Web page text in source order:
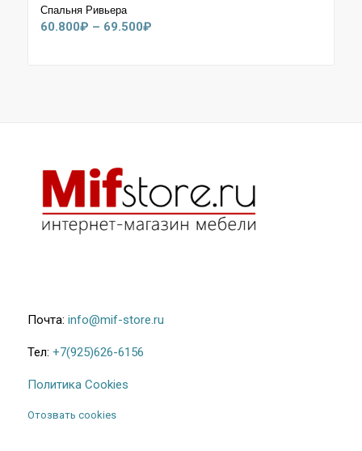
Спальня Ривьера
60.800₽ – 69.500₽Диапазон
Почта: info@mif-store.ru
Тел: +7(925)626-6156
Политика Cookies
Отозвать cookies